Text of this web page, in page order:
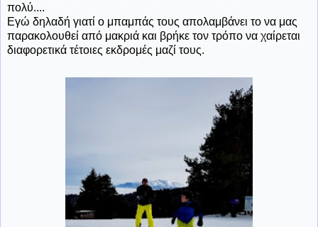
πολύ....
Εγώ δηλαδή γιατί ο μπαμπάς τους απολαμβάνει το να μας
παρακολουθεί από μακριά και βρήκε τον τρόπο να χαίρεται
διαφορετικά τέτοιες εκδρομές μαζί τους.